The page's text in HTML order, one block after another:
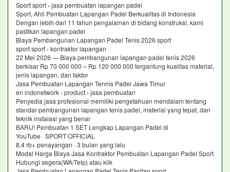
Sport sport › jasa pembuatan lapangan padel
Sport, Ahli Pembuatan Lapangan Padel Berkualitas di Indonesia
Dengan lebih dari 11 tahun pengalaman di bidang konstruksi, kami
pastikan lapangan padel
Biaya Pembangunan Lapangan Padel Tenis 2026 sport
sport sport › kontraktor lapangan
22 Mei 2026 — Biaya pembangunan lapangan padel tenis 2026
berkisar Rp 70 000 000 – Rp 120 000 000 tergantung kualitas material,
jenis lapangan, dan faktor
Jasa Pembuatan Lapangan Tennis Padel Jawa Timur
en indonetwork › product › jasa pembuatan
Penyedia jasa profesional memiliki pengetahuan mendalam tentang
standar pembangunan lapangan tenis padel, material yang tepat, dan
teknik instalasi yang benar
BARU! Pembuatan 1 SET Lengkap Lapangan Padel di
YouTube · SPORT OFFICIAL
8,4 rb+ penayangan · 3 bulan yang lalu
Modal Harga Biaya Jasa Kontraktor Pembuatan Lapangan Padel Sport
Hubungi segera(WA/Telp) atau klik